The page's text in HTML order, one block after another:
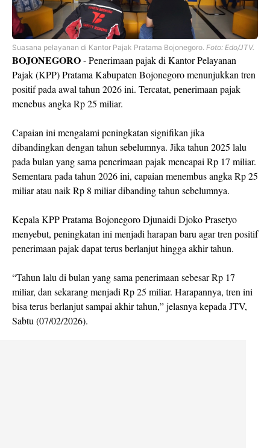
Suasana pelayanan di Kantor Pajak Pratama Bojonegoro. Foto: Edo/JTV.
BOJONEGORO- Penerimaan pajak di Kantor Pelayanan
Pajak (KPP) Pratama Kabupaten Bojonegoro menunjukkan tren
positif pada awal tahun 2026 ini. Tercatat, penerimaan pajak
menebus angka Rp 25 miliar.
Capaian ini mengalami peningkatan signifikan jika
dibandingkan dengan tahun sebelumnya. Jika tahun 2025 lalu
pada bulan yang sama penerimaan pajak mencapai Rp 17 miliar.
Sementara pada tahun 2026 ini, capaian menembus angka Rp 25
miliar atau naik Rp 8 miliar dibanding tahun sebelumnya.
Kepala KPP Pratama Bojonegoro Djunaidi Djoko Prasetyo
menyebut, peningkatan ini menjadi harapan baru agar tren positif
penerimaan pajak dapat terus berlanjut hingga akhir tahun.
“Tahun lalu di bulan yang sama penerimaan sebesar Rp 17
miliar, dan sekarang menjadi Rp 25 miliar. Harapannya, tren ini
bisa terus berlanjut sampai akhir tahun,” jelasnya kepada JTV,
Sabtu (07/02/2026).